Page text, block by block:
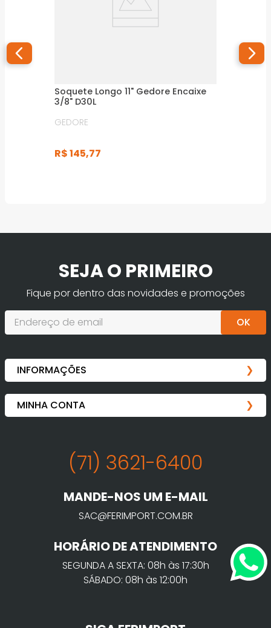
Soquete Longo 11" Gedore Encaixe
3/8" D30L
GEDORE
R$145,77
SEJA O PRIMEIRO
Fique por dentro das novidades e promoções
OK
(71) 3621-6400
MANDE-NOS UM E-MAIL
SAC@FERIMPORT.COM.BR
HORÁRIO DE ATENDIMENTO
SEGUNDA A SEXTA: 08h às 17:30h
SÁBADO: 08h às 12:00h